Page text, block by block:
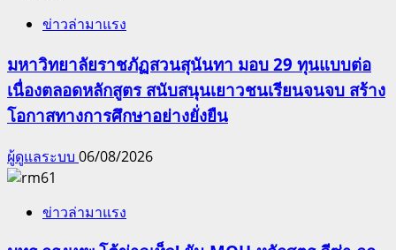
ข่าวล่ามาแรง
มหาวิทยาลัยราชภัฏสวนสุนันทา มอบ 29 ทุนแบบต่อ
เนื่องตลอดหลักสูตร สนับสนุนเยาวชนเรียนจนจบ สร้าง
โอกาสทางการศึกษาอย่างยั่งยืน
ผู้ดูแลระบบ 06/08/2026
ข่าวล่ามาแรง